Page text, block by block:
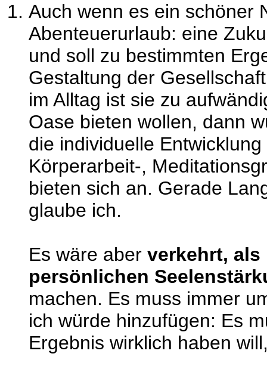
Auch wenn es ein schöner
Abenteuerurlaub: eine
und soll zu bestimmten
Gestaltung der
im Alltag ist sie zu
Oase bieten wollen, dann
die individuelle
Körperarbeit-,
bieten sich an. Gerade
glaube ich.
Es wäre aber verkehrt,
persönlichen
machen. Es muss immer
ich würde hinzufügen: Es
Ergebnis wirklich haben